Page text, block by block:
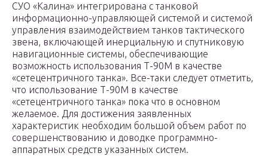
СУО «Калина» интегрирована с танковой
информационно-управляющей системой и системой
управления взаимодействием танков тактического
звена, включающей инерциальную и спутниковую
навигационные системы, обеспечивающие
возможность использования Т-90М в качестве
«сетецентричного танка». Все-таки следует отметить,
что использование Т-90М в качестве
«сетецентричного танка» пока что в основном
желаемое. Для достижения заявленных
характеристик необходим большой объем работ по
совершенствованию и доводке программно-
аппаратных средств указанных систем.